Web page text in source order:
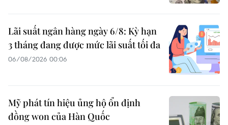
Lãi suất ngân hàng ngày 6/8: Kỳ hạn
3 tháng đang được mức lãi suất tối đa
06/08/2026 00:06
Mỹ phát tín hiệu ủng hộ ổn định
đồng won của Hàn Quốc